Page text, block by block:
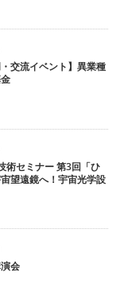
交流イベント】異業種
術セミナー 第3回「ひ
望遠鏡へ！宇宙光学設
会